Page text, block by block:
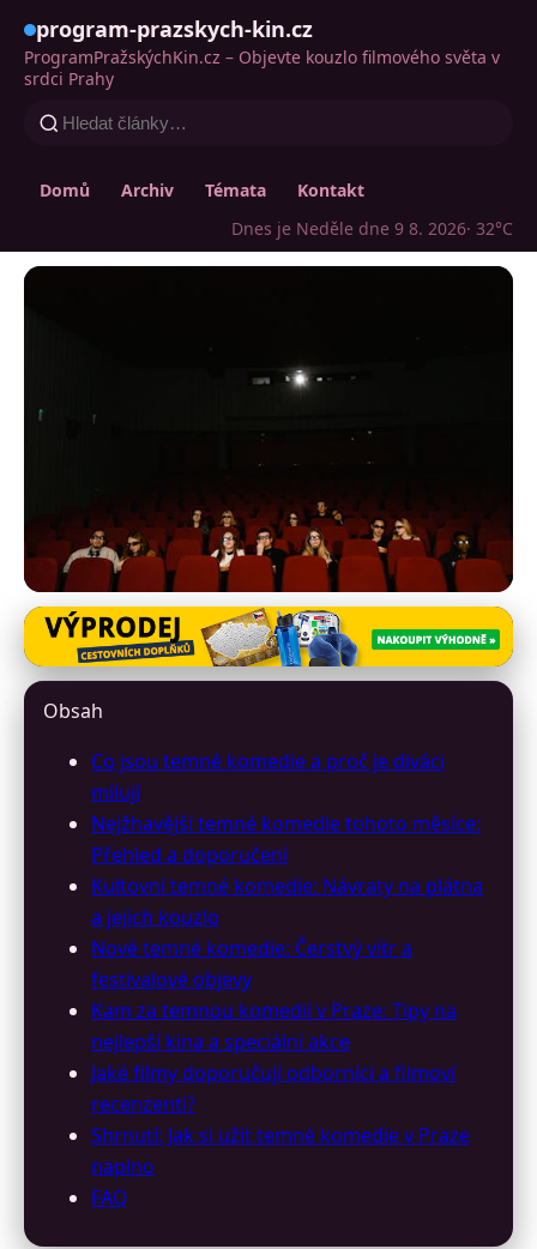
program-prazskych-kin.cz
ProgramPražskýchKin.cz – Objevte kouzlo filmového světa v
srdci Prahy
Domů Archiv Témata
Kontakt
Dnes je Neděle dne 9 8. 2026· 32°C
program-prazskych-kin.cz
Temné komedie v Praze:
měsíc
15. 5. 2026· 9 min čtení · Autor: David Jelínek
Obsah
Co jsou temné komedie a proč je diváci
milují
Nejžhavější temné komedie tohoto měsíce:
Přehled a doporučení
Kultovní temné komedie: Návraty na plátna
a jejich kouzlo
Nové temné komedie: Čerstvý vítr a
festivalové objevy
Kam za temnou komedií v Praze: Tipy na
nejlepší kina a speciální akce
Jaké filmy doporučují odborníci a filmoví
recenzenti?
Shrnutí: Jak si užít temné komedie v Praze
naplno
FAQ